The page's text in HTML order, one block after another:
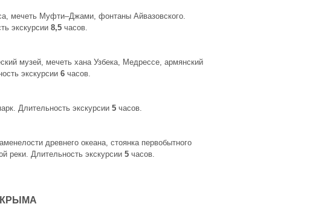
мечеть Муфти–Джами, фонтаны Айвазовского.
экскурсии 8,5 часов.
музей, мечеть хана Узбека, Медрессе, армянский
экскурсии 6 часов.
Длительность экскурсии 5 часов.
древнего океана, стоянка первобытного
реки. Длительность экскурсии 5 часов.